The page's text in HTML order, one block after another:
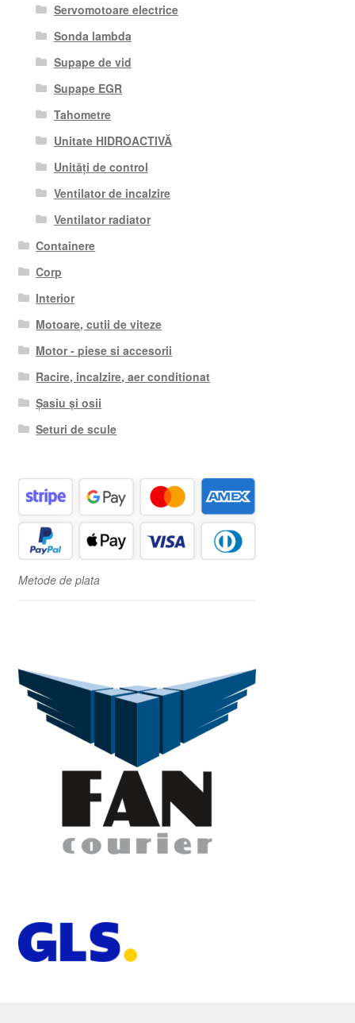
Servomotoare electrice
Sonda lambda
Supape de vid
Supape EGR
Tahometre
Unitate HIDROACTIVĂ
Unități de control
Ventilator de incalzire
Ventilator radiator
Containere
Corp
Interior
Motoare, cutii de viteze
Motor - piese si accesorii
Racire, incalzire, aer conditionat
Șasiu și osii
Seturi de scule
Metode de plata